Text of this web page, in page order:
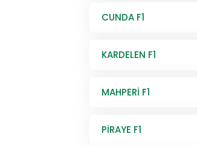
CUNDA F1
KARDELEN F1
MAHPERİ F1
PİRAYE F1